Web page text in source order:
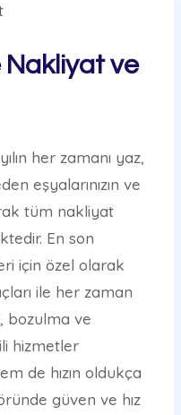
Nakliyat ve
yılın her zamanı yaz,
eşyalarınızın ve
tüm nakliyat
En son
için özel olarak
ile her zaman
bozulma ve
hizmetler
de hızın oldukça
güven ve hız